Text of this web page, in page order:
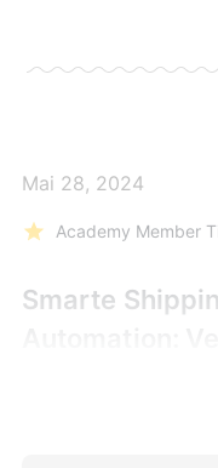
Mai 28, 2024
Academy Member
Smarte